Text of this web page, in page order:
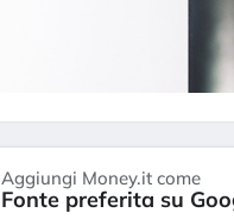
Aggiungi Money.it come
Fonte preferita su
in
30